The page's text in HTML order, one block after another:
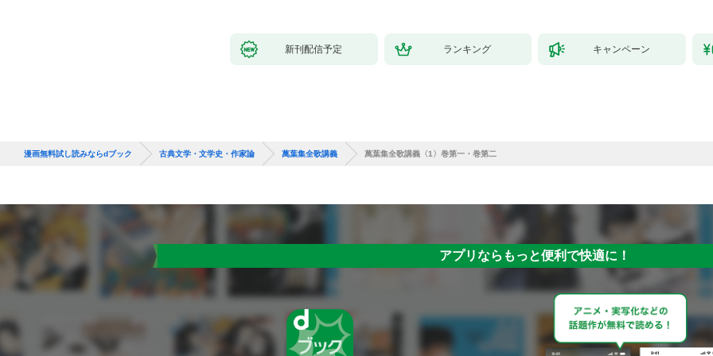
新刊配信予定 ランキング キャンペーン
漫画無料試し読みならdブック 古典文学・文学史・作家論 萬葉集全歌講義 萬葉集全歌講義〈1〉巻第一・巻第二
アプリならもっと便利で快適に！